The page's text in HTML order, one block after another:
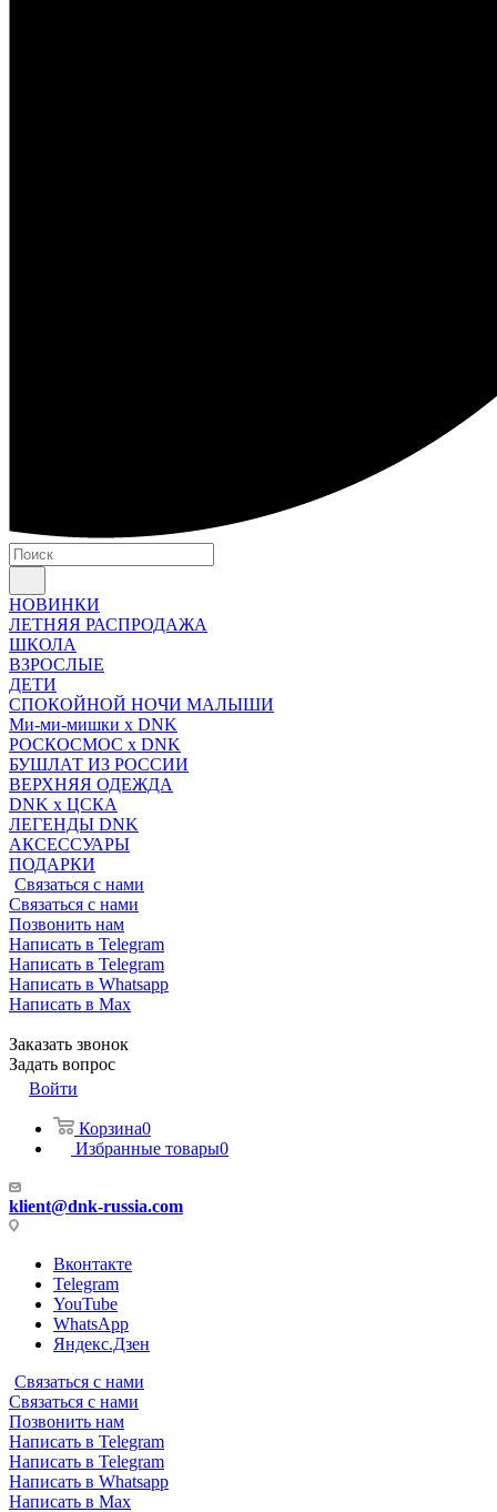
НОВИНКИ
ЛЕТНЯЯ РАСПРОДАЖА
ШКОЛА
ВЗРОСЛЫЕ
ДЕТИ
СПОКОЙНОЙ НОЧИ МАЛЫШИ
Ми-ми-мишки x DNK
РОСКОСМОС x DNK
БУШЛАТ ИЗ РОССИИ
ВЕРХНЯЯ ОДЕЖДА
DNK x ЦСКА
ЛЕГЕНДЫ DNK
АКСЕССУАРЫ
ПОДАРКИ
Связаться с нами
Связаться с нами
Позвонить нам
Написать в Telegram
Написать в Telegram
Написать в Whatsapp
Написать в Max
Заказать звонок
Задать вопрос
Войти
Корзина0
Избранные товары0
klient@dnk-russia.com
Вконтакте
Telegram
YouTube
WhatsApp
Яндекс.Дзен
Связаться с нами
Связаться с нами
Позвонить нам
Написать в Telegram
Написать в Telegram
Написать в Whatsapp
Написать в Max